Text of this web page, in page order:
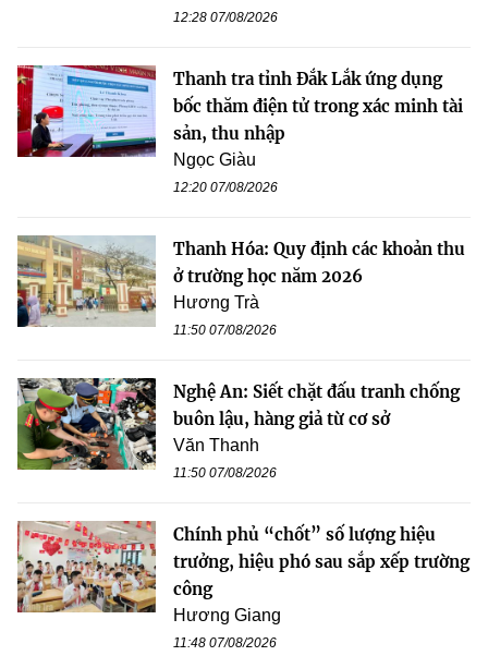
12:28 07/08/2026
Thanh tra tỉnh Đắk Lắk ứng dụng
bốc thăm điện tử trong xác minh tài
sản, thu nhập
Ngọc Giàu
12:20 07/08/2026
Thanh Hóa: Quy định các khoản thu
ở trường học năm 2026
Hương Trà
11:50 07/08/2026
Nghệ An: Siết chặt đấu tranh chống
buôn lậu, hàng giả từ cơ sở
Văn Thanh
11:50 07/08/2026
Chính phủ “chốt” số lượng hiệu
trưởng, hiệu phó sau sắp xếp trường
công
Hương Giang
11:48 07/08/2026